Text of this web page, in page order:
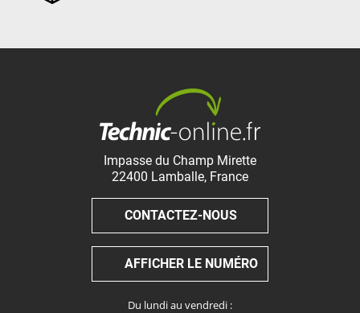
Impasse du Champ Mirette
22400 Lamballe, France
CONTACTEZ-NOUS
AFFICHER LE NUMÉRO
Du lundi au vendredi :